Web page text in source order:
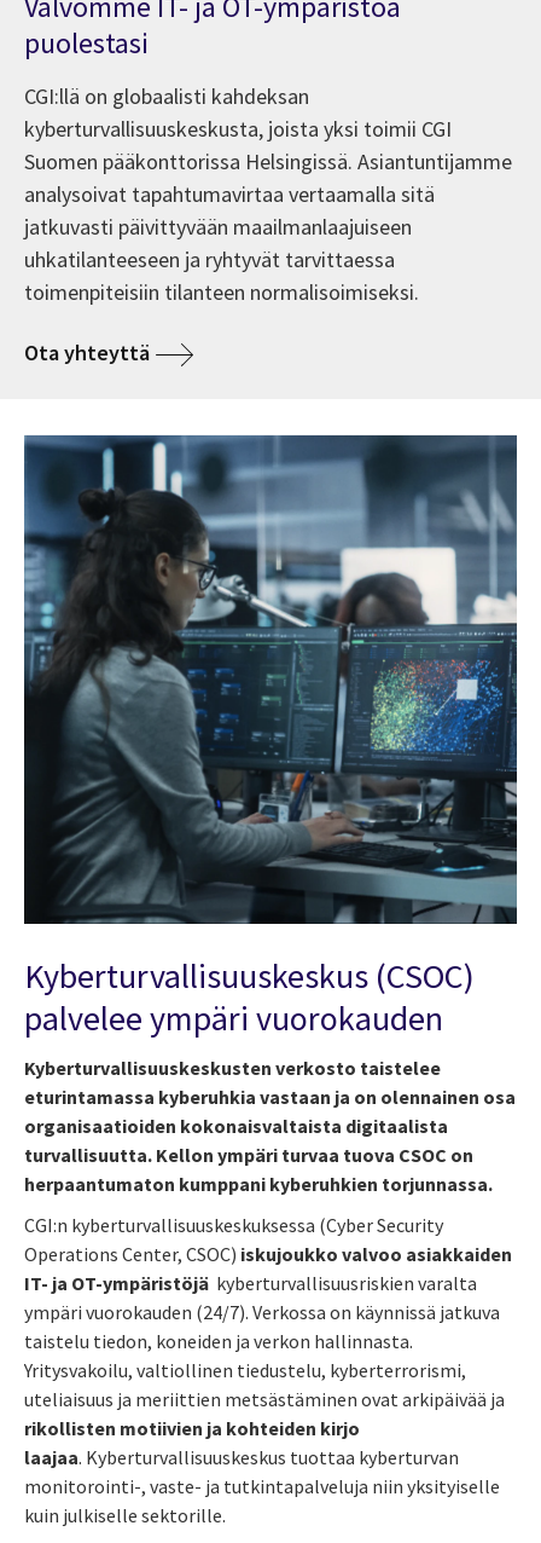
puolestasi
CGI:llä on globaalisti kahdeksan
kyberturvallisuuskeskusta, joista yksi toimii CGI
Suomen pääkonttorissa Helsingissä. Asiantuntijamme
analysoivat tapahtumavirtaa vertaamalla sitä
jatkuvasti päivittyvään maailmanlaajuiseen
uhkatilanteeseen ja ryhtyvät tarvittaessa
toimenpiteisiin tilanteen normalisoimiseksi.
Ota yhteyttä
Kyberturvallisuuskeskus (CSOC)
palvelee ympäri vuorokauden
Kyberturvallisuuskeskusten verkosto taistelee
eturintamassa kyberuhkia vastaan ja on olennainen osa
organisaatioiden kokonaisvaltaista digitaalista
turvallisuutta. Kellon ympäri turvaa tuova CSOC on
herpaantumaton kumppani kyberuhkien torjunnassa.
CGI:n kyberturvallisuuskeskuksessa (Cyber Security
Operations Center, CSOC) iskujoukko valvoo asiakkaiden
IT- ja OT-ympäristöjä kyberturvallisuusriskien varalta
ympäri vuorokauden (24/7). Verkossa on käynnissä jatkuva
taistelu tiedon, koneiden ja verkon hallinnasta.
Yritysvakoilu, valtiollinen tiedustelu, kyberterrorismi,
uteliaisuus ja meriittien metsästäminen ovat arkipäivää ja
rikollisten motiivien ja kohteiden kirjo
laajaa. Kyberturvallisuuskeskus tuottaa kyberturvan
monitorointi-, vaste- ja tutkintapalveluja niin yksityiselle
kuin julkiselle sektorille.